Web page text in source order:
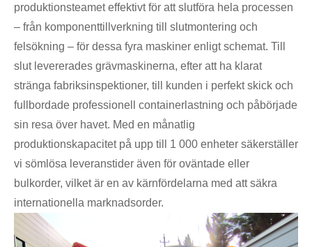
produktionsteamet effektivt för att slutföra hela processen
– från komponenttillverkning till slutmontering och
felsökning – för dessa fyra maskiner enligt schemat. Till
slut levererades grävmaskinerna, efter att ha klarat
stränga fabriksinspektioner, till kunden i perfekt skick och
fullbordade professionell containerlastning och påbörjade
sin resa över havet. Med en månatlig
produktionskapacitet på upp till 1 000 enheter säkerställer
vi sömlösa leveranstider även för oväntade eller
bulkorder, vilket är en av kärnfördelarna med att säkra
internationella marknadsorder.